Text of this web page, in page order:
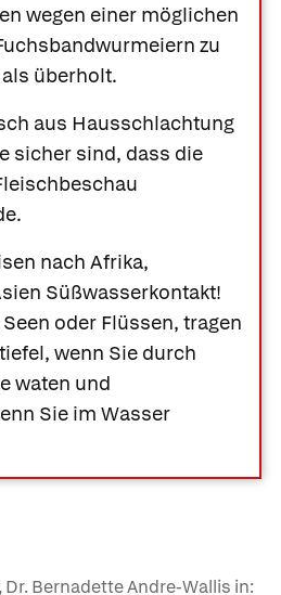
wegen einer möglichen
zu
überholt.
aus Hausschlachtung
sicher sind, dass die
nach Afrika,
Süßwasserkontakt!
oder Flüssen, tragen
wenn Sie durch
waten und
Sie im Wasser
Dr. Bernadette Andre-Wallis in: